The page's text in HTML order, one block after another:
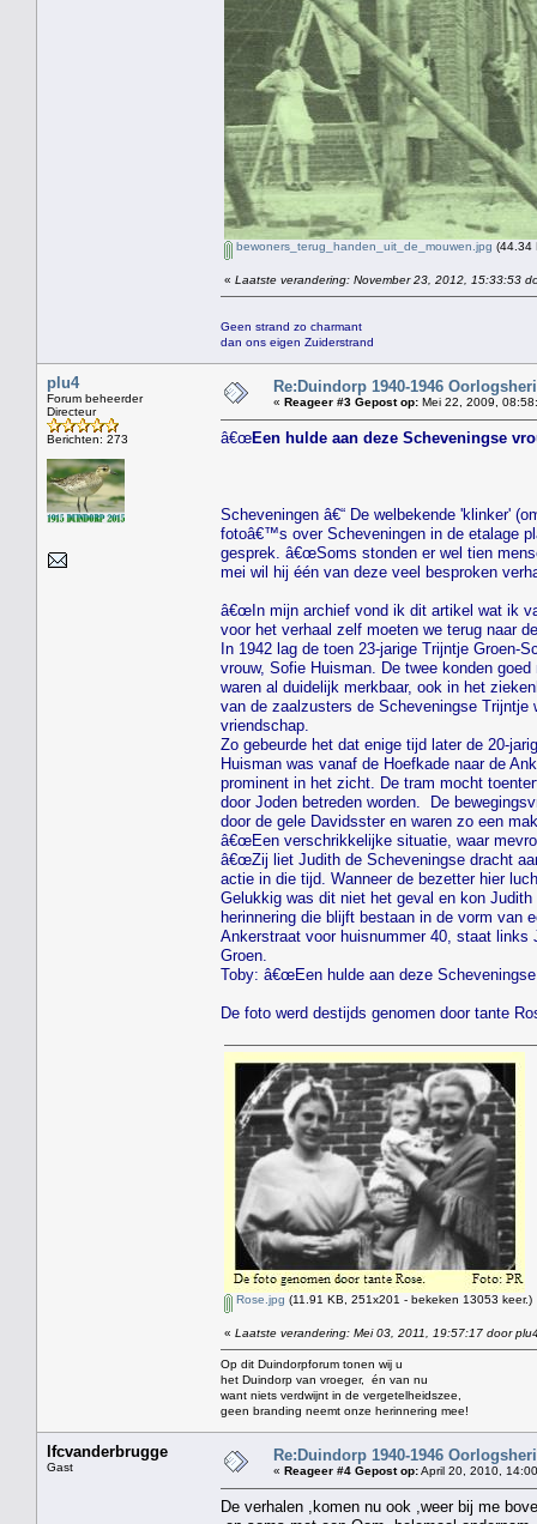
bewoners_terug_handen_uit_de_mouwen.jpg (44.34
« Laatste verandering: November 23, 2012, 15:33:53
Geen strand zo charmant
dan ons eigen Zuiderstrand
plu4
Forum beheerder
Directeur
Berichten: 273
Re:Duindorp 1940-1946
« Reageer #3 Gepost op: Mei 22, 2009,
â€œEen hulde aan deze Scheveningse
Scheveningen â€“ De welbekende 'klinker'
fotoâ€™s over Scheveningen in de etalage
gesprek. â€œSoms stonden er wel tien
mei wil hij één van deze veel besproken
â€œIn mijn archief vond ik dit artikel wat ik
voor het verhaal zelf moeten we terug naar de
In 1942 lag de toen 23-jarige Trijntje Groen-
vrouw, Sofie Huisman. De twee konden
waren al duidelijk merkbaar, ook in het
van de zaalzusters de Scheveningse
vriendschap.
Zo gebeurde het dat enige tijd later de 20-
Huisman was vanaf de Hoefkade naar de
prominent in het zicht. De tram mocht
door Joden betreden worden. De
door de gele Davidsster en waren zo een
â€œEen verschrikkelijke situatie, waar
â€œZij liet Judith de Scheveningse dracht
actie in die tijd. Wanneer de bezetter hier
Gelukkig was dit niet het geval en kon
herinnering die blijft bestaan in de vorm van
Ankerstraat voor huisnummer 40, staat links
Groen.
Toby: â€œEen hulde aan deze
De foto werd destijds genomen door tante
Rose.jpg (11.91 KB, 251x201 - bekeken 13053 keer.)
« Laatste verandering: Mei 03, 2011, 19:57:17 door
Op dit Duindorpforum tonen wij u
het Duindorp van vroeger, én van nu
want niets verdwijnt in de vergetelheidszee,
geen branding neemt onze herinnering mee!
lfcvanderbrugge
Gast
Re:Duindorp 1940-1946
« Reageer #4 Gepost op:April 20, 2010,
De verhalen ,komen nu ook ,weer bij me